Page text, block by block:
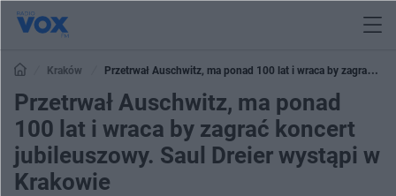
Kraków
Przetrwał Auschwitz, ma ponad 100 lat i wraca by zagrać
koncert jubileuszowy. Saul Dreier wystąpi w Krakowie
Przetrwał Auschwitz, ma ponad
100 lat i wraca by zagrać koncert
jubileuszowy. Saul Dreier wystąpi w
Krakowie